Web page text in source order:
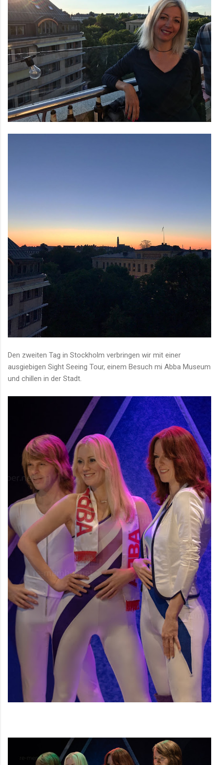
Den zweiten Tag in Stockholm verbringen wir mit einer
ausgiebigen Sight Seeing Tour, einem Besuch mi Abba Museum
und chillen in der Stadt.